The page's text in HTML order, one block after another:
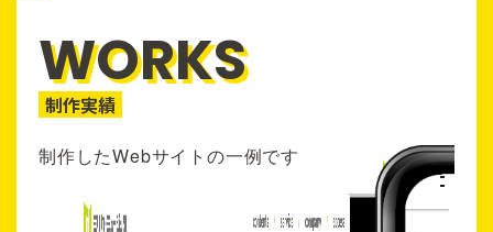
WORKS
制作実績
制作したWebサイトの一例です